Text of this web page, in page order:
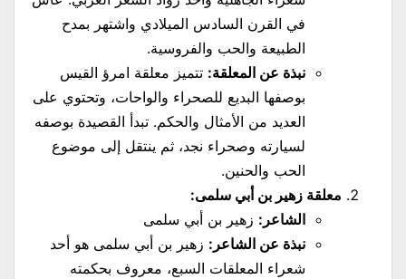
في القرن السادس الميلادي واشتهر بمدح
الطبيعة والحب والفروسية.
نبذة عن المعلقة: تتميز معلقة امرؤ القيس
بوصفها البديع للصحراء والواحات، وتحتوي على
العديد من الأمثال والحكم. تبدأ القصيدة بوصفه
لسيارته وصحراء نجد، ثم ينتقل إلى موضوع
الحب والحنين.
معلقة زهير بن أبي سلمى:
الشاعر: زهير بن أبي سلمى
نبذة عن الشاعر: زهير بن أبي سلمى هو أحد
شعراء المعلقات السبع، معروف بحكمته